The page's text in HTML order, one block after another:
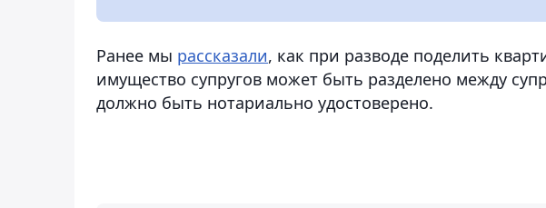
Ранее мы рассказали, как при разводе поделить
имущество супругов может быть разделено между
должно быть нотариально удостоверено.